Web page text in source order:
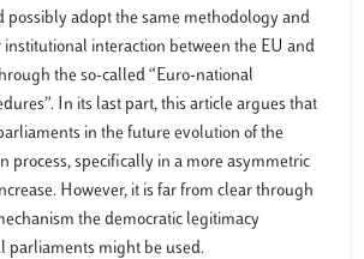
possibly adopt the same methodology and
interaction between the EU and
the so-called “Euro-national
In its last part, this article argues that
in the future evolution of the
process, specifically in a more asymmetric
However, it is far from clear through
the democratic legitimacy
parliaments might be used.